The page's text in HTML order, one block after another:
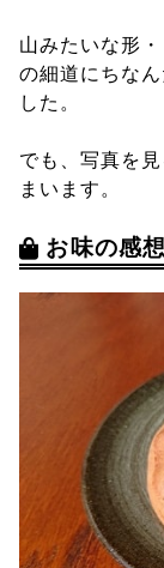
山みたいな形
の細道にちな
した。
でも、写真を
まいます。
お味の感想